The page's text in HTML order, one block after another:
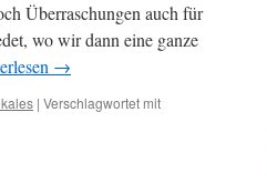
Überraschungen auch für
wo wir dann eine ganze
→
| Verschlagwortet mit